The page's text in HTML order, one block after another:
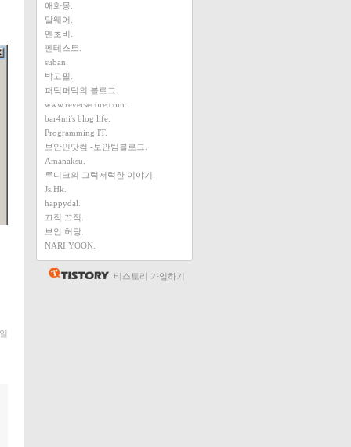
애화몽.
말웨어.
엔초비.
펜테스트.
suban.
박고필.
퍼덕퍼덕의 블로그.
www.reversecore.com.
bar4mi's blog life.
Programming IT.
보안인닷컴 -보안팀블로그.
Amanaksu.
루니크의 그럭저럭한 이야기.
Js.Hk.
happydal.
끄적 끄적.
보안 허당.
NARI YOON.
티스토리 가입하기